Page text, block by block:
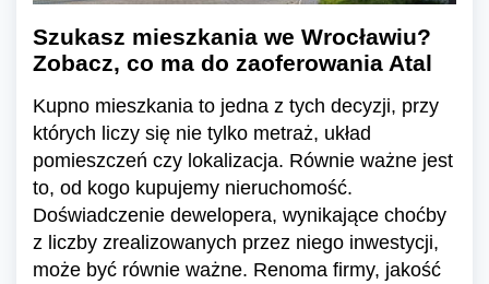
Szukasz mieszkania we Wrocławiu?
Zobacz, co ma do zaoferowania Atal
Kupno mieszkania to jedna z tych decyzji, przy
których liczy się nie tylko metraż, układ
pomieszczeń czy lokalizacja. Równie ważne jest
to, od kogo kupujemy nieruchomość.
Doświadczenie dewelopera, wynikające choćby
z liczby zrealizowanych przez niego inwestycji,
może być równie ważne. Renoma firmy, jakość